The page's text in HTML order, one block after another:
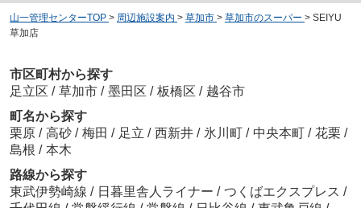
山一管理センターTOP > 周辺施設案内 > 草加市 > 草加市のスーパー > SEIYU
草加店
市区町村から探す
足立区 / 草加市 / 墨田区 / 板橋区 / 越谷市
町名から探す
栗原 / 高砂 / 梅田 / 足立 / 西新井 / 氷川町 / 中央本町 / 花栗 /
島根 / 本木
路線から探す
東武伊勢崎線 / 日暮里舎人ライナー / つくばエクスプレス /